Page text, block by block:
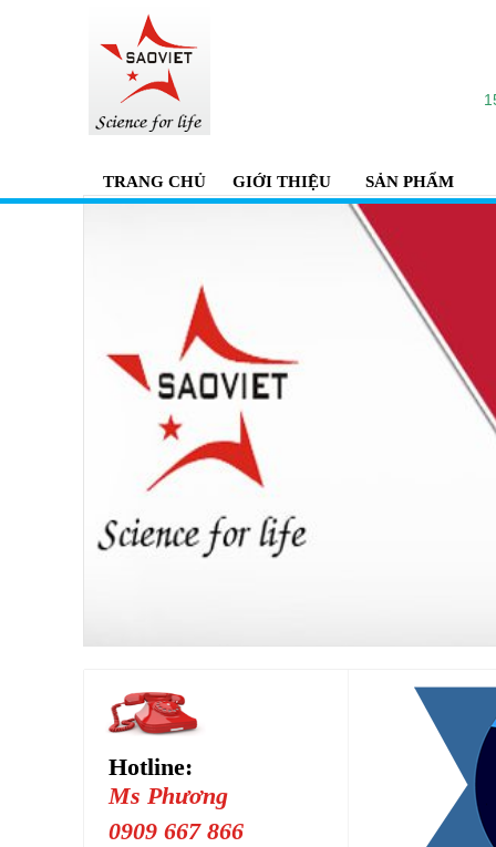
TRANG CHỦ GIỚI THIỆU SẢN PHẨM
Hotline:
Ms Phương
0909 667 866